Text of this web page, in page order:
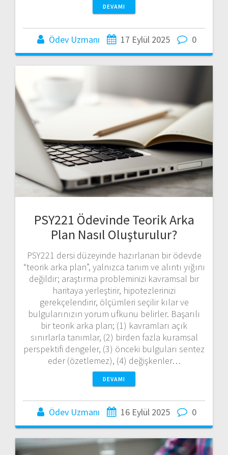
DEVAMI
Ödev Uzmanı 17 Eylül 2025 0
PSY221 Ödevinde Teorik Arka
Plan Nasıl Oluşturulur?
PSY221 dersi düzeyinde hazırlanan bir ödevde
“teorik arka plan”, yalnızca tanım ve alıntı yığını
değildir; araştırma probleminizi kavramsal bir
haritaya yerleştirir, hipotezlerinizi
gerekçelendirir, ölçümleri seçilir kılar ve
bulgularınızın yorum ufkunu belirler. Başarılı
bir teorik arka plan; (1) kavramları açık
sınırlarla tanımlar, (2) birden fazla kuramsal
perspektifi dengeler, (3) önceki bulguları sentez
eder (özetlemez), (4) değişkenler…
DEVAMI
Ödev Uzmanı 16 Eylül 2025 0